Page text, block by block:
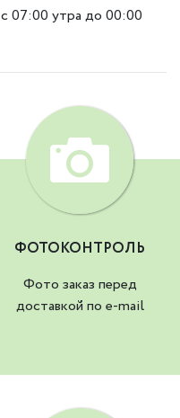
с 07:00 утра до 00:00
ФОТОКОНТРОЛЬ
Фото заказ перед
доставкой по e-mail